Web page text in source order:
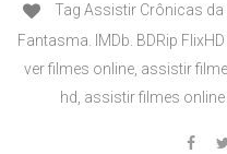
Tag Assistir Crônicas
Fantasma. IMDb. BDRip
ver filmes online, assistir
hd, assistir filmes